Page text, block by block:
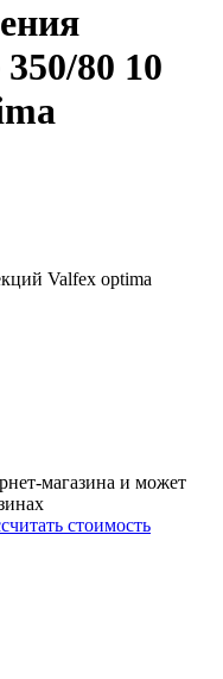
80 10
Valfex optima
магазина и может
стоимость